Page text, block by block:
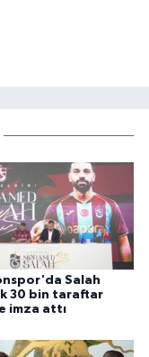
Salah
30 bin taraftar
imza attı